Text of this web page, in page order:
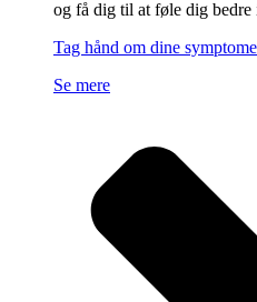
og få dig til at føle dig bedre
Tag hånd om dine
Se mere